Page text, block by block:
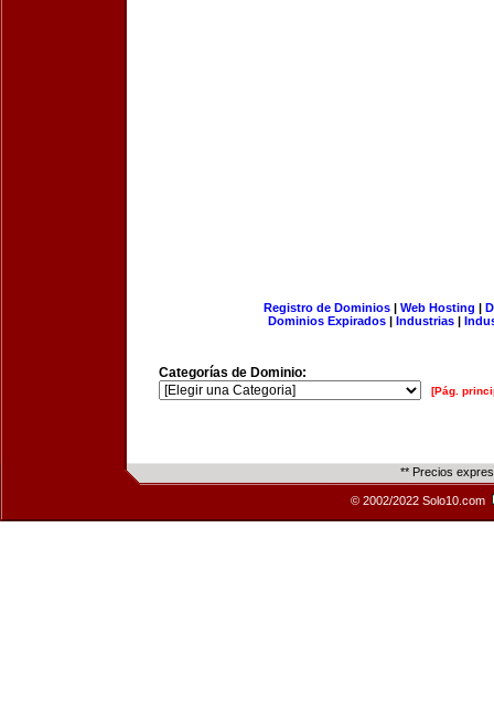
Registro de Dominios| Web Hosting |
Dominios Expirados | Industrias |
Categorías de Dominio:
[Pág.
** Precios
© 2002/2022 Solo10.com